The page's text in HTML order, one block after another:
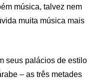
música, talvez nem
muita música mais
seus palácios de estilo
– as três metades